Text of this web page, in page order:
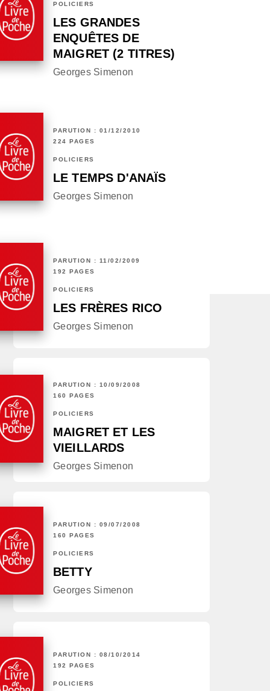
POLICIERS
LES GRANDES
ENQUÊTES DE
MAIGRET (2 TITRES)
Georges Simenon
PARUTION : 01/12/2010
224 PAGES
POLICIERS
LE TEMPS D'ANAÏS
Georges Simenon
PARUTION : 11/02/2009
192 PAGES
POLICIERS
LES FRÈRES RICO
Georges Simenon
PARUTION : 10/09/2008
160 PAGES
POLICIERS
MAIGRET ET LES
VIEILLARDS
Georges Simenon
PARUTION : 09/07/2008
160 PAGES
POLICIERS
BETTY
Georges Simenon
PARUTION : 08/10/2014
192 PAGES
POLICIERS